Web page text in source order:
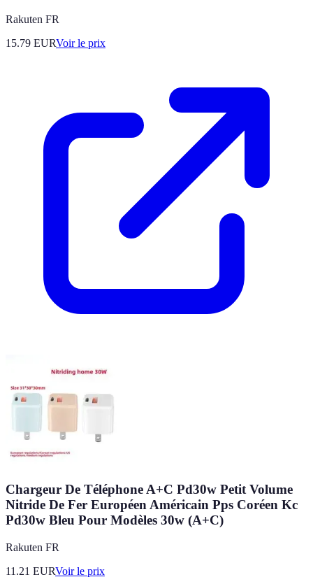
Rakuten FR
15.79 EURVoir le prix
Chargeur De Téléphone A+C Pd30w Petit Volume
Nitride De Fer Européen Américain Pps Coréen Kc
Pd30w Bleu Pour Modèles 30w (A+C)
Rakuten FR
11.21 EURVoir le prix